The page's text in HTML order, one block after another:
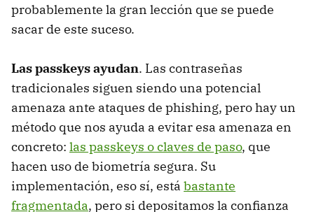
probablemente la gran lección que se puede
sacar de este suceso.
Las passkeys ayudan. Las contraseñas
tradicionales siguen siendo una potencial
amenaza ante ataques de phishing, pero hay un
método que nos ayuda a evitar esa amenaza en
concreto: las passkeys o claves de paso, que
hacen uso de biometría segura. Su
implementación, eso sí, está bastante
fragmentada, pero si depositamos la confianza